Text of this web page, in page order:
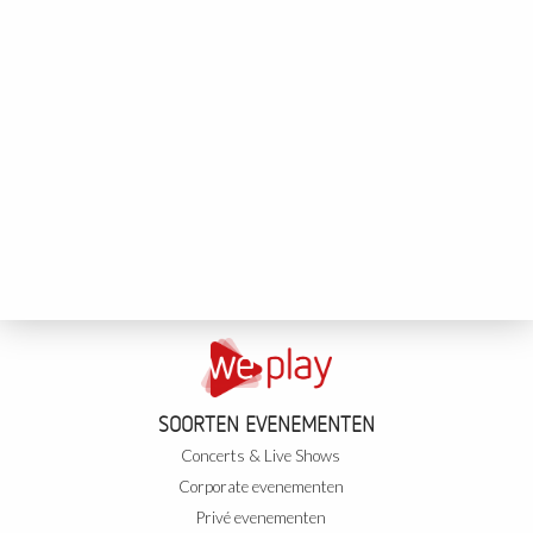
SOORTEN EVENEMENTEN
Concerts & Live Shows
Corporate evenementen
Privé evenementen